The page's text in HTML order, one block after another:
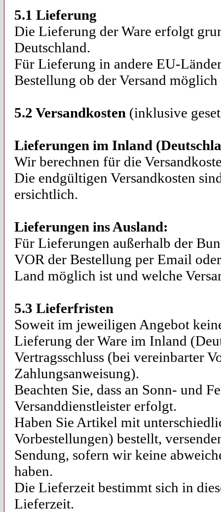
5.1 Lieferung
Die Lieferung der Ware erfolgt
Deutschland.
Für Lieferung in andere EU-
Bestellung ob der Versand möglich
5.2 Versandkosten (inklusive
Lieferungen im Inland
Wir berechnen für die
Die endgültigen Versandkosten
ersichtlich.
Lieferungen ins Ausland:
Für Lieferungen außerhalb der
VOR der Bestellung per Email
Land möglich ist und welche
5.3 Lieferfristen
Soweit im jeweiligen Angebot
Lieferung der Ware im Inland
Vertragsschluss (bei vereinbarter
Zahlungsanweisung).
Beachten Sie, dass an Sonn- und
Versanddienstleister erfolgt.
Haben Sie Artikel mit
Vorbestellungen) bestellt,
Sendung, sofern wir keine
haben.
Die Lieferzeit bestimmt sich in
Lieferzeit.